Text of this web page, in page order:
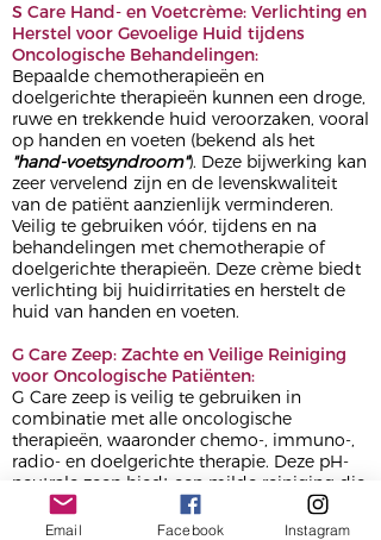
S Care Hand- en Voetcrème: Verlichting en
Herstel voor Gevoelige Huid tijdens
Oncologische Behandelingen:
Bepaalde chemotherapieën en
doelgerichte therapieën kunnen een droge,
ruwe en trekkende huid veroorzaken, vooral
op handen en voeten (bekend als het
"hand-voetsyndroom"). Deze bijwerking kan
zeer vervelend zijn en de levenskwaliteit
van de patiënt aanzienlijk verminderen.
Veilig te gebruiken vóór, tijdens en na
behandelingen met chemotherapie of
doelgerichte therapieën. Deze crème biedt
verlichting bij huidirritaties en herstelt de
huid van handen en voeten.
G Care Zeep: Zachte en Veilige Reiniging
voor Oncologische Patiënten:
G Care zeep is veilig te gebruiken in
combinatie met alle oncologische
therapieën, waaronder chemo-, immuno-,
radio- en doelgerichte therapie. Deze pH-
neutrale zeep biedt een milde reiniging die
de huid voedt en beschermt, en helpt het
vochtevenwicht in de huid te behouden.
Email Facebook Instagram